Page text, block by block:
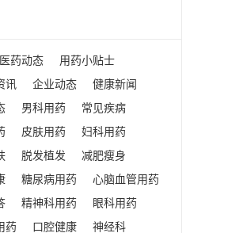
医药动态
用药小贴士
讯
企业动态
健康新闻
男科用药
常见疾病
皮肤用药
妇科用药
脱发植发
减肥瘦身
糖尿病用药
心脑血管用药
精神科用药
眼科用药
药
口腔健康
神经科